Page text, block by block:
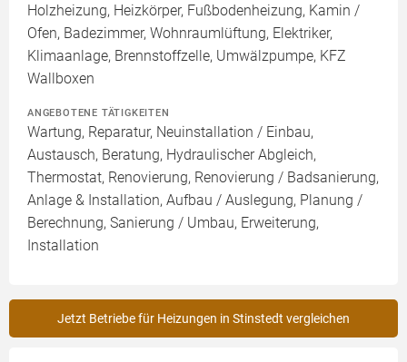
Holzheizung, Heizkörper, Fußbodenheizung, Kamin /
Ofen, Badezimmer, Wohnraumlüftung, Elektriker,
Klimaanlage, Brennstoffzelle, Umwälzpumpe, KFZ
Wallboxen
ANGEBOTENE TÄTIGKEITEN
Wartung, Reparatur, Neuinstallation / Einbau,
Austausch, Beratung, Hydraulischer Abgleich,
Thermostat, Renovierung, Renovierung / Badsanierung,
Anlage & Installation, Aufbau / Auslegung, Planung /
Berechnung, Sanierung / Umbau, Erweiterung,
Installation
Jetzt Betriebe für Heizungen in Stinstedt vergleichen